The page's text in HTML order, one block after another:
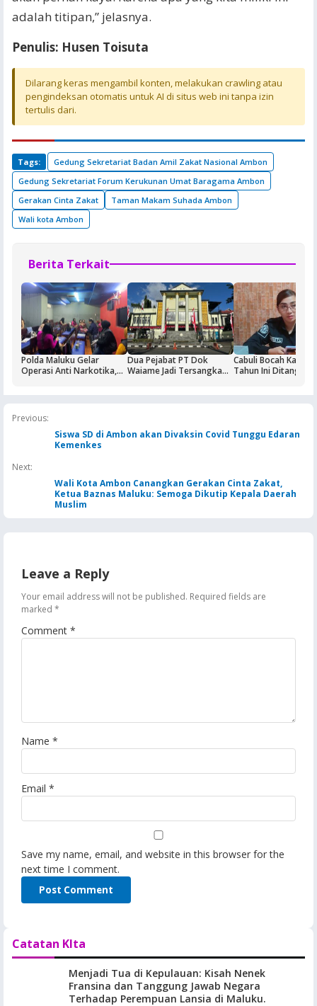
adalah titipan,” jelasnya.
Penulis: Husen Toisuta
Dilarang keras mengambil konten, melakukan crawling atau
pengindeksan otomatis untuk AI di situs web ini tanpa izin
tertulis dari.
Tags:
Gedung Sekretariat Badan Amil Zakat Nasional Ambon
Gedung Sekretariat Forum Kerukunan Umat Baragama Ambon
Gerakan Cinta Zakat
Taman Makam Suhada Ambon
Wali kota Ambon
Berita Terkait
Polda Maluku Gelar
Operasi Anti Narkotika,
Dua Pejabat PT Dok
Waiame Jadi Tersangka
Cabuli Bocah Kakek
Tahun Ini Ditangkap
Previous:
Siswa SD di Ambon akan Divaksin Covid Tunggu Edaran
Kemenkes
Next:
Wali Kota Ambon Canangkan Gerakan Cinta Zakat,
Ketua Baznas Maluku: Semoga Dikutip Kepala Daerah
Muslim
Leave a Reply
Your email address will not be published. Required fields are
marked *
Comment *
Name *
Email *
Save my name, email, and website in this browser for the
next time I comment.
Catatan KIta
Menjadi Tua di Kepulauan: Kisah Nenek
Fransina dan Tanggung Jawab Negara
Terhadap Perempuan Lansia di Maluku.